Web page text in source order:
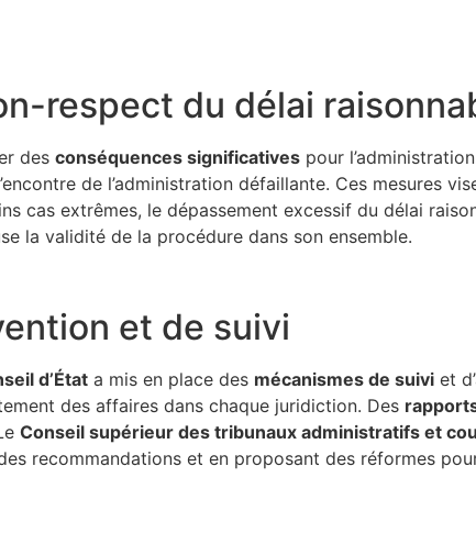
respect du délai
des conséquences significatives pour
de l’administration défaillante. Ces mesures
cas extrêmes, le dépassement excessif du délai
la validité de la procédure dans son ensemble.
et de suivi
d’État a mis en place des mécanismes de suivi et
des affaires dans chaque juridiction. Des
Conseil supérieur des tribunaux administratifs et
recommandations et en proposant des réformes